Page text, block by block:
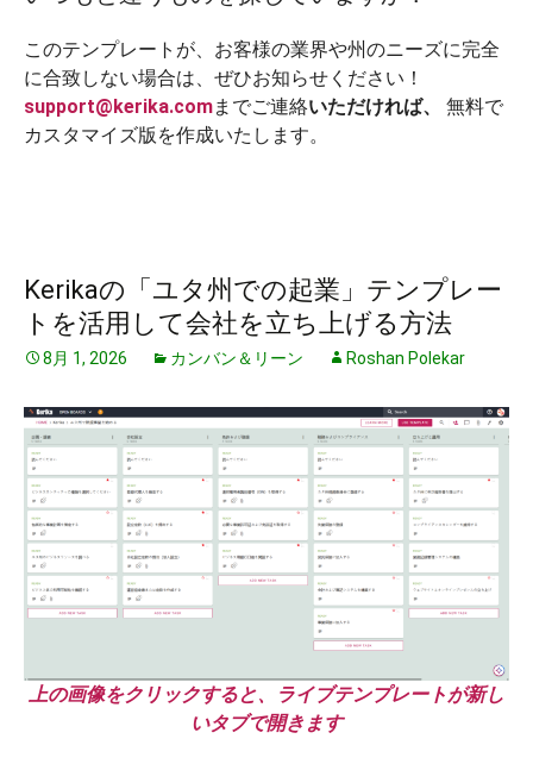
このテンプレートが、お客様の業界や州のニーズに完全
に合致しない場合は、ぜひお知らせください！
support@kerika.comまでご連絡いただければ、 無料で
カスタマイズ版を作成いたします。
Kerikaの「ユタ州での起業」テンプレー
トを活用して会社を立ち上げる方法
8月 1, 2026 カンバン＆リーン Roshan Polekar
上の画像をクリックすると、ライブテンプレートが新し
いタブで開きます